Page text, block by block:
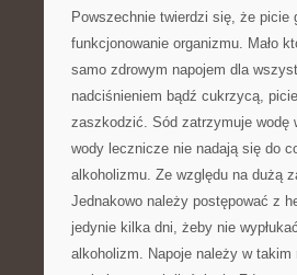
Powszechnie twierdzi się, że picie
funkcjonowanie organizmu. Mało
samo zdrowym napojem dla
nadciśnieniem bądź cukrzycą,
zaszkodzić. Sód zatrzymuje wodę
wody lecznicze nie nadają się do
alkoholizmu. Ze względu na dużą
Jednakowo należy postępować z
jedynie kilka dni, żeby nie
alkoholizm. Napoje należy w